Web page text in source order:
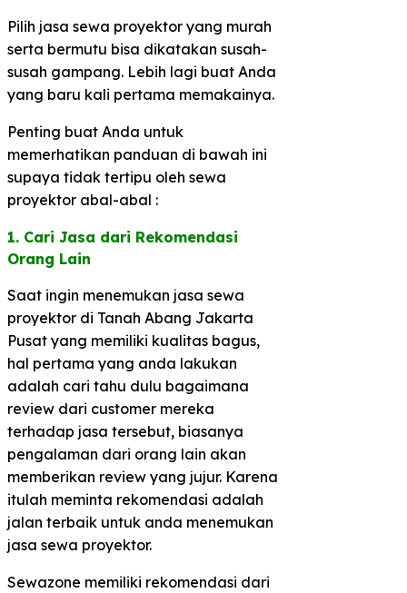
Pilih jasa sewa proyektor yang murah
serta bermutu bisa dikatakan susah-
susah gampang. Lebih lagi buat Anda
yang baru kali pertama memakainya.
Penting buat Anda untuk
memerhatikan panduan di bawah ini
supaya tidak tertipu oleh sewa
proyektor abal-abal :
1. Cari Jasa dari Rekomendasi
Orang Lain​
Saat ingin menemukan jasa sewa
proyektor di Tanah Abang Jakarta
Pusat yang memiliki kualitas bagus,
hal pertama yang anda lakukan
adalah cari tahu dulu bagaimana
review dari customer mereka
terhadap jasa tersebut, biasanya
pengalaman dari orang lain akan
memberikan review yang jujur. Karena
itulah meminta rekomendasi adalah
jalan terbaik untuk anda menemukan
jasa sewa proyektor.
Sewazone memiliki rekomendasi dari